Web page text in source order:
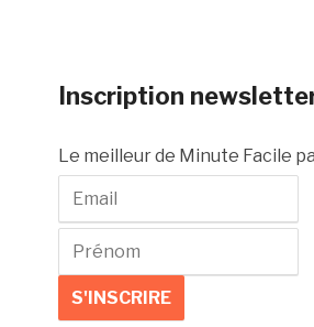
Inscription
Le meilleur de Minute Facile